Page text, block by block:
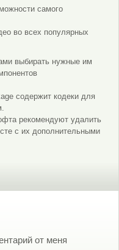
самого
во всех популярных
выбирать нужные им
содержит кодеки для
рекомендуют удалить
с их дополнительными
от меня